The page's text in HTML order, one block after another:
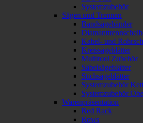
Systemzubehör
Sägen und Trennen
Bandsägebänder
Kabel- und
Kreissägeblätter
Multitool Zubehör
Säbelsägeblätter
Stichsägeblätter
Systemzubehör
Systemzubehör
Warenpräsentation
Red Rack
Rows